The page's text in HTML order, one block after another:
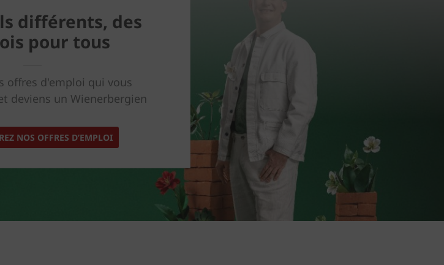
différents, des
pour tous
offres d'emploi qui vous
deviens un Wienerbergien
NOS OFFRES D’EMPLOI